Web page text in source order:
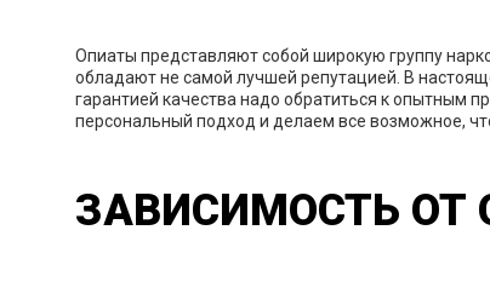
Опиаты представляют собой широкую группу
обладают не самой лучшей репутацией. В
гарантией качества надо обратиться к опытным
персональный подход и делаем все возможное,
ЗАВИСИМОСТЬ ОТ